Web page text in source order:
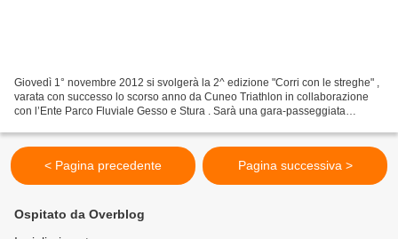
Giovedì 1° novembre 2012 si svolgerà la 2^ edizione "Corri con le streghe" ,
varata con successo lo scorso anno da Cuneo Triathlon in collaborazione
con l’Ente Parco Fluviale Gesso e Stura . Sarà una gara-passeggiata
< Pagina precedente Pagina successiva >
Ospitato da Overblog